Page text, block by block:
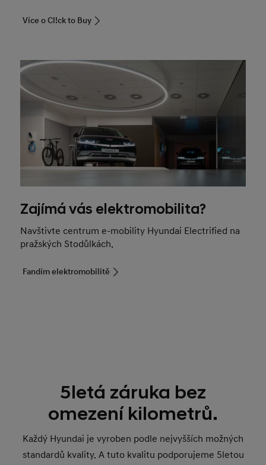
Více o Cl!ck to Buy
Zajímá vás elektromobilita?
Navštivte centrum e-mobility Hyundai Electrified na
pražských Stodůlkách.
Fandím elektromobilitě
5letá záruka bez
omezení kilometrů.
Každý Hyundai je vyroben podle nejvyšších možných
standardů kvality. A tuto kvalitu podporujeme 5letou